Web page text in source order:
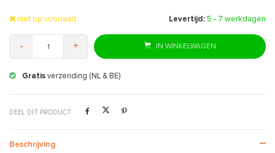
niet op voorraad Levertijd: 5 - 7 werkdagen
- + IN WINKELWAGEN
Gratis verzending (NL & BE)
DEEL DIT PRODUCT
Beschrijving